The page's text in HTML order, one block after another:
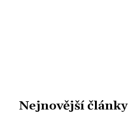
Nejnovější články